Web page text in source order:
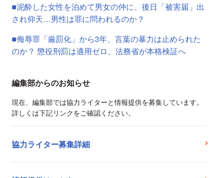
■泥酔した女性を泊めて男女の仲に、後日「被害届」出
され仰天…男性は罪に問われるのか？
■侮辱罪「厳罰化」から3年、言葉の暴力は止められた
のか？ 懲役刑罰は適用ゼロ、法務省が本格検証へ
編集部からのお知らせ
現在、編集部では協力ライターと情報提供を募集しています。
詳しくは下記リンクをご確認ください。
協力ライター募集詳細